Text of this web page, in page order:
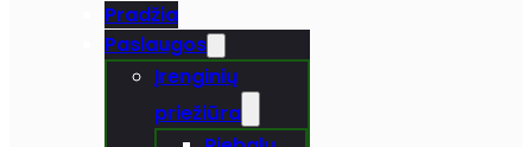
Pradžia
Paslaugos
Įrenginių
priežiūra